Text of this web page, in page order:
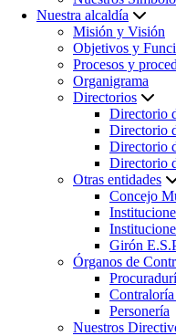
Nuestra alcaldía
Misión y Visión
Objetivos y
Procesos y
Organigrama
Directorios
Directorio
Directorio
Directorio
Directorio
Otras entidades
Concejo
Girón
Órganos de
Personería
Nuestros